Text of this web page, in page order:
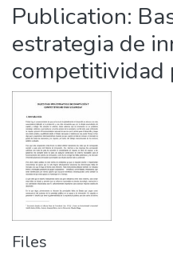
Publication:
estrategia de
competitividad
Files